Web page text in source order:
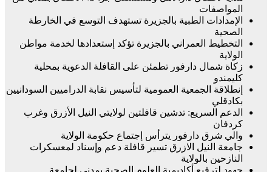
المواصفات
الإمدادات الطبية بالجزيرة تستهدف التوسع في الخارطة
الصحية
التخطيط العمراني بالجزيرة تؤكد إستعدادها لخدمة مواطن
الولاية
زكاة شمال دارفور تطمئن على القافلة الدعوية بمحلية
كليمندو
إنطلاقة الجمعية العمومية لتأسيس نقابة الدراميين السودانيين
بكادقلي
الدعم السريع: تدشين قافلتين لولايتي النيل الأزرق وغرب
كردفان
والي شرق دارفور يترأس إجتماع حكومة الولاية
جامعة النيل الازرق تسير قافلة دعم وإسناد لمعسكرات
النازحين بالولاية
جهود لترفيع أكاديمية العلوم الصحية بمدني لجامعة